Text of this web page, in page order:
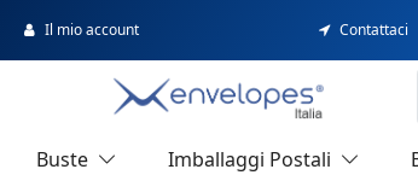
Il mio account Contattaci
Buste Imballaggi Postali